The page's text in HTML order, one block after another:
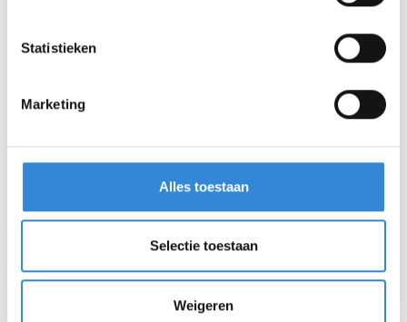
Statistieken
Marketing
Alles toestaan
Selectie toestaan
Weigeren